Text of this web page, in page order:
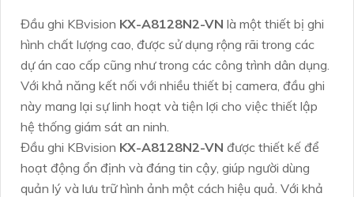
Đầu ghi KBvision KX-A8128N2-VN là một thiết bị ghi
hình chất lượng cao, được sử dụng rộng rãi trong các
dự án cao cấp cũng như trong các công trình dân dụng.
Với khả năng kết nối với nhiều thiết bị camera, đầu ghi
này mang lại sự linh hoạt và tiện lợi cho việc thiết lập
hệ thống giám sát an ninh.
Đầu ghi KBvision KX-A8128N2-VN được thiết kế để
hoạt động ổn định và đáng tin cậy, giúp người dùng
quản lý và lưu trữ hình ảnh một cách hiệu quả. Với khả